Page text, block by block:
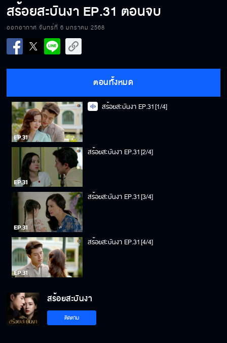
สร้อยสะบันงา EP.31 ตอนจบ
ออกอากาศ จันทร์ที่ 6 มกราคม 2568
ตอนทั้งหมด
สร้อยสะบันงา EP.31[1/4]
สร้อยสะบันงา EP.31[2/4]
สร้อยสะบันงา EP.31[3/4]
สร้อยสะบันงา EP.31[4/4]
สร้อยสะบันงา
ติดตาม